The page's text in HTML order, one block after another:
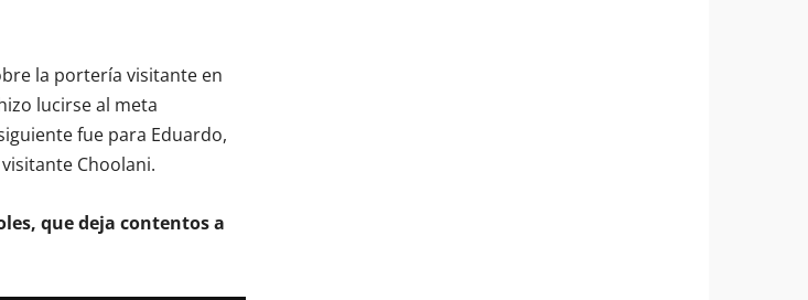
la portería visitante en
lucirse al meta
fue para Eduardo,
Choolani.
que deja contentos a